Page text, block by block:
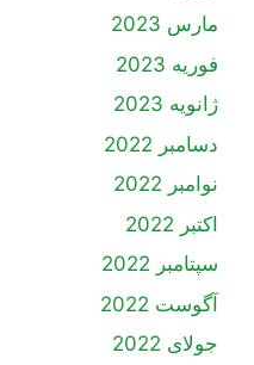
مارس 2023
فوریه 2023
ژانویه 2023
دسامبر 2022
نوامبر 2022
اکتبر 2022
سپتامبر 2022
آگوست 2022
جولای 2022